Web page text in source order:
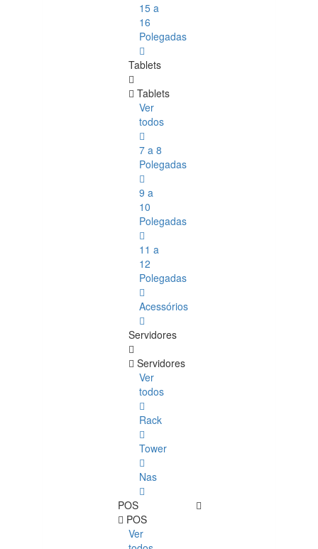
15 a
16
Polegadas
Tablets
Tablets
Ver
todos
7 a 8
Polegadas
9 a
10
Polegadas
11 a
12
Polegadas
Acessórios
Servidores
Servidores
Ver
todos
Rack
Tower
Nas
POS
POS
Ver